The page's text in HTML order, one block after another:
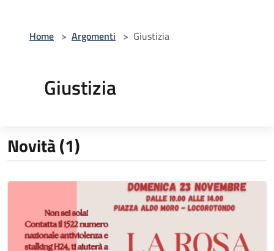
Home > Argomenti > Giustizia
Giustizia
Novità (1)